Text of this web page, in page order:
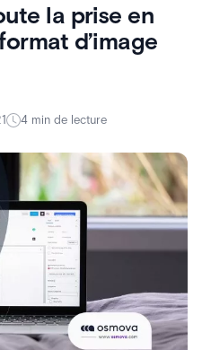
la prise en
d’image
4 min de lecture